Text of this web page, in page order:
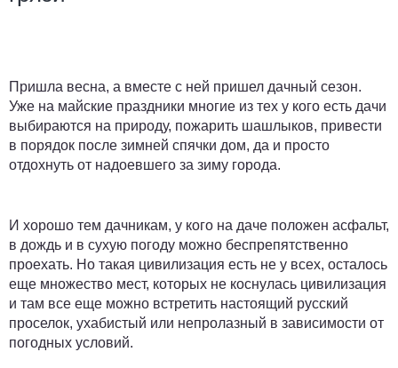
Пришла весна, а вместе с ней пришел дачный сезон.
Уже на майские праздники многие из тех у кого есть дачи
выбираются на природу, пожарить шашлыков, привести
в порядок после зимней спячки дом, да и просто
отдохнуть от надоевшего за зиму города.
И хорошо тем дачникам, у кого на даче положен асфальт,
в дождь и в сухую погоду можно беспрепятственно
проехать. Но такая цивилизация есть не у всех, осталось
еще множество мест, которых не коснулась цивилизация
и там все еще можно встретить настоящий русский
проселок, ухабистый или непролазный в зависимости от
погодных условий.